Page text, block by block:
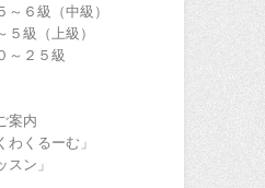
６級（中級）
級（上級）
～２５級
案内
くるーむ」
ン」